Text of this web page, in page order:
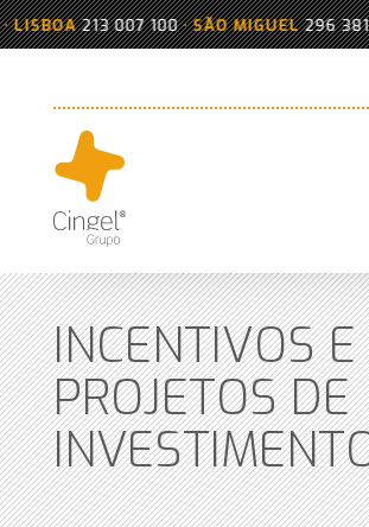
213 007 100•SÃO MIGUEL 296 381
INCENTIVOS E
PROJETOS DE